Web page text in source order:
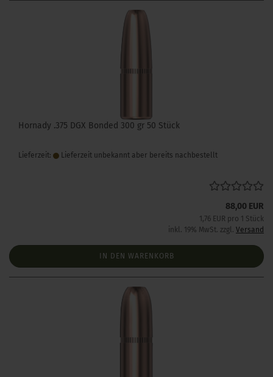
Hornady .375 DGX Bonded 300 gr 50 Stück
Lieferzeit: Lieferzeit unbekannt aber bereits nachbestellt
88,00 EUR
1,76 EUR pro 1 Stück
inkl. 19% MwSt. zzgl. Versand
IN DEN WARENKORB